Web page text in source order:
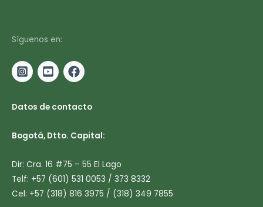
Síguenos en:
Datos de contacto
Bogotá, Dtto. Capital:
Dir: Cra. 16 #75 – 55 El Lago
Telf: +57 (601) 531 0053 / 373 8332
Cel: +57 (318) 816 3975 / (318) 349 7855